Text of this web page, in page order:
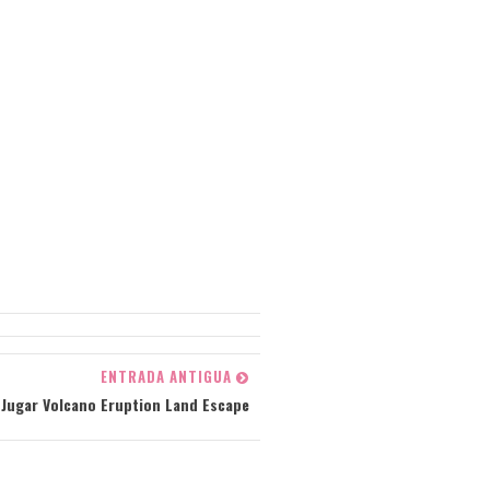
ENTRADA ANTIGUA
Jugar Volcano Eruption Land Escape